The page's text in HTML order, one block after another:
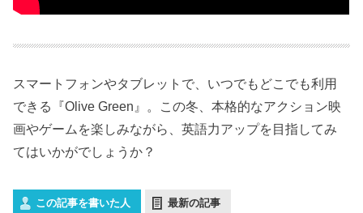
スマートフォンやタブレットで、いつでもどこでも利用
できる『Olive Green』。この冬、本格的なアクション映
画やゲームを楽しみながら、英語力アップを目指してみ
てはいかがでしょうか？
この記事を書いた人 最新の記事